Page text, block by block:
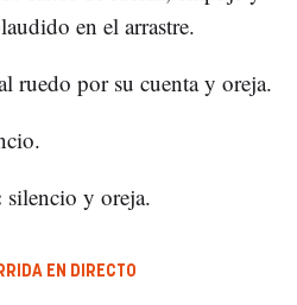
en el arrastre.
ruedo por su cuenta y oreja.
silencio y oreja.
EN DIRECTO